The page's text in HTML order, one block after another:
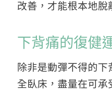
改善，才能根本地脫
下背痛的復健
除非是動彈不得的
全臥床，盡量在可承